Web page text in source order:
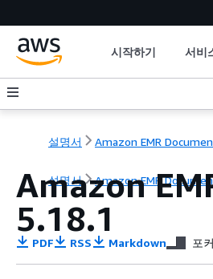
시작하기 서비
설명서 Amazon EMR
설명서 Amazon EMR
Amazon
5.18.1
PDF RSS Markdown 포